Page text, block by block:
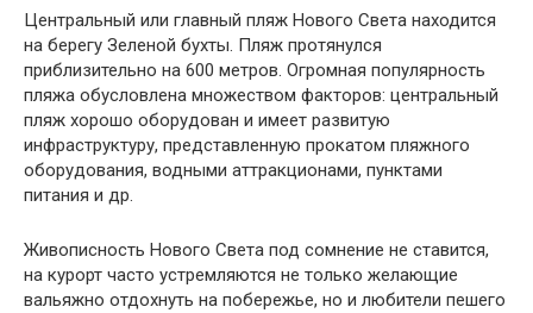
Центральный или главный пляж Нового Света находится
на берегу Зеленой бухты. Пляж протянулся
приблизительно на 600 метров. Огромная популярность
пляжа обусловлена множеством факторов: центральный
пляж хорошо оборудован и имеет развитую
инфраструктуру, представленную прокатом пляжного
оборудования, водными аттракционами, пунктами
питания и др.
Живописность Нового Света под сомнение не ставится,
на курорт часто устремляются не только желающие
вальяжно отдохнуть на побережье, но и любители пешего